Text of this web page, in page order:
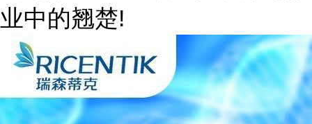
业中的翘楚!